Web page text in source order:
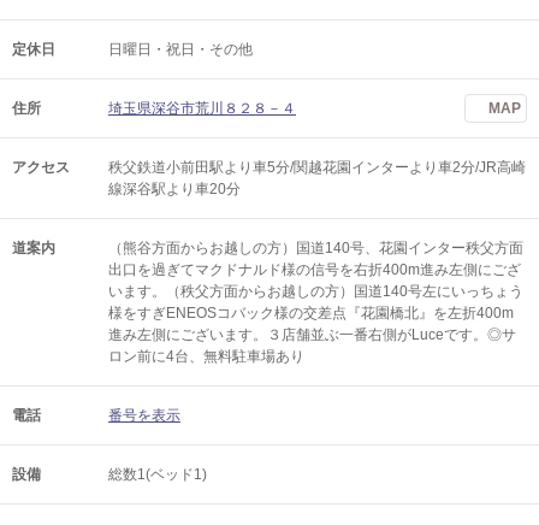
定休日 日曜日・祝日・その他
住所 埼玉県深谷市荒川８２８－４ MAP
アクセス
秩父鉄道小前田駅より車5分/関越花園インターより車2分/JR高崎
線深谷駅より車20分
道案内
（熊谷方面からお越しの方）国道140号、花園インター秩父方面
出口を過ぎてマクドナルド様の信号を右折400m進み左側にござ
います。（秩父方面からお越しの方）国道140号左にいっちょう
様をすぎENEOSコバック様の交差点『花園橋北』を左折400m
進み左側にございます。３店舗並ぶ一番右側がLuceです。◎サ
ロン前に4台、無料駐車場あり
電話 番号を表示
設備 総数1(ベッド1)